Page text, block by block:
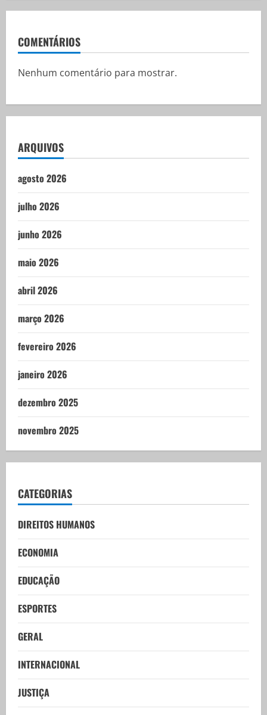
COMENTÁRIOS
Nenhum comentário para mostrar.
ARQUIVOS
agosto 2026
julho 2026
junho 2026
maio 2026
abril 2026
março 2026
fevereiro 2026
janeiro 2026
dezembro 2025
novembro 2025
CATEGORIAS
DIREITOS HUMANOS
ECONOMIA
EDUCAÇÃO
ESPORTES
GERAL
INTERNACIONAL
JUSTIÇA